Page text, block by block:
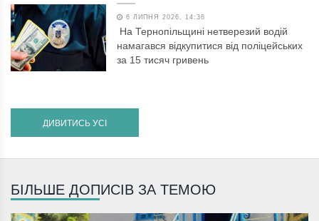
6 ЛИПНЯ 2026, 14:36
На Тернопільщині нетверезий водій
намагався відкупитися від поліцейських
за 15 тисяч гривень
ДИВИТИСЬ УСІ
БІЛЬШЕ ДОПИСІВ ЗА ТЕМОЮ